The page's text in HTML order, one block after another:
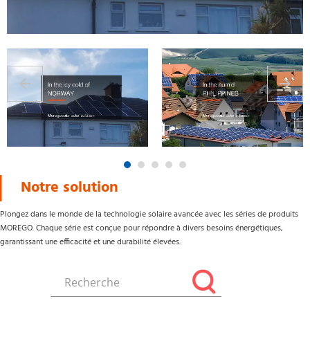
Notre solution
Plongez dans le monde de la technologie solaire avancée avec les séries de produits
MOREGO. Chaque série est conçue pour répondre à divers besoins énergétiques,
garantissant une efficacité et une durabilité élevées.